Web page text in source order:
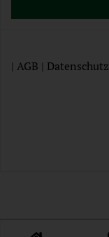
| AGB | Datenschutz